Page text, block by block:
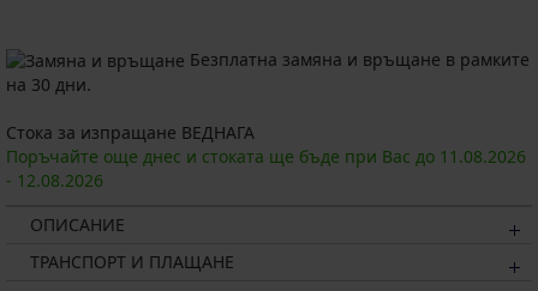
Безплатна замяна и връщане в рамките
на 30 дни.
Стока за изпращане ВЕДНАГА
Поръчайте още днес и стоката ще бъде при Вас до 11.08.2026
- 12.08.2026
ОПИСАНИЕ
ТРАНСПОРТ И ПЛАЩАНЕ